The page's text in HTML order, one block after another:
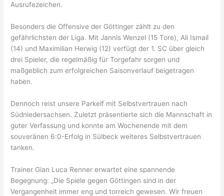
Ausrufezeichen.
Besonders die Offensive der Göttinger zählt zu den
gefährlichsten der Liga. Mit Jannis Wenzel (15 Tore), Ali Ismail
(14) und Maximilian Herwig (12) verfügt der 1. SC über gleich
drei Spieler, die regelmäßig für Torgefahr sorgen und
maßgeblich zum erfolgreichen Saisonverlauf beigetragen
haben.
Dennoch reist unsere Parkelf mit Selbstvertrauen nach
Südniedersachsen. Zuletzt präsentierte sich die Mannschaft in
guter Verfassung und konnte am Wochenende mit dem
souveränen 6:0-Erfolg in Sülbeck weiteres Selbstvertrauen
tanken.
Trainer Gian Luca Renner erwartet eine spannende
Begegnung: „Die Spiele gegen Göttingen sind in der
Vergangenheit immer eng und torreich gewesen. Wir freuen